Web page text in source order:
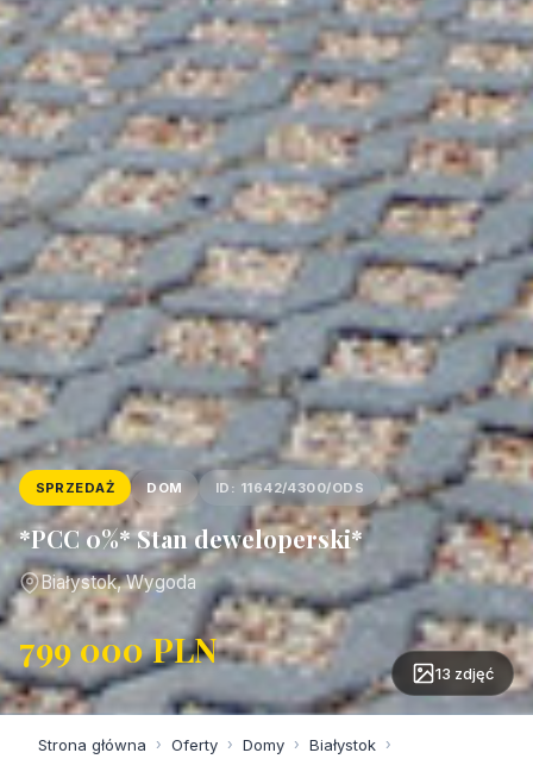
SPRZEDAŻ DOM ID: 11642/4300/ODS
*PCC 0%* Stan deweloperski*
Białystok, Wygoda
799 000 PLN
13 zdjęć
Strona główna › Oferty › Domy › Białystok ›